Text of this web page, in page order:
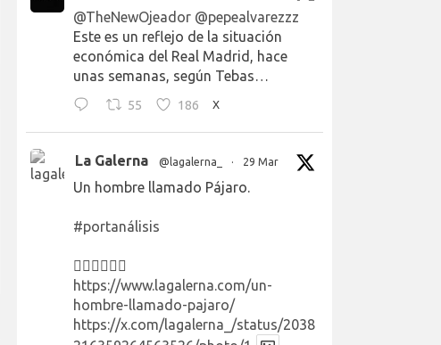
@TheNewOjeador @pepealvarezzz
Este es un reflejo de la situación
económica del Real Madrid, hace
unas semanas, según Tebas…
55 186 X
La Galerna @lagalerna_ · 29 Mar
Un hombre llamado Pájaro.
#portanálisis
👉🏻👉🏻👉🏻
https://www.lagalerna.com/un-
hombre-llamado-pajaro/
https://x.com/lagalerna_/status/2038